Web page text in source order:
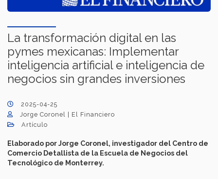
La transformación digital en las
pymes mexicanas: Implementar
inteligencia artificial e inteligencia de
negocios sin grandes inversiones
2025-04-25
Jorge Coronel | El Financiero
Artículo
Elaborado por Jorge Coronel, investigador del Centro de
Comercio Detallista de la Escuela de Negocios del
Tecnológico de Monterrey.